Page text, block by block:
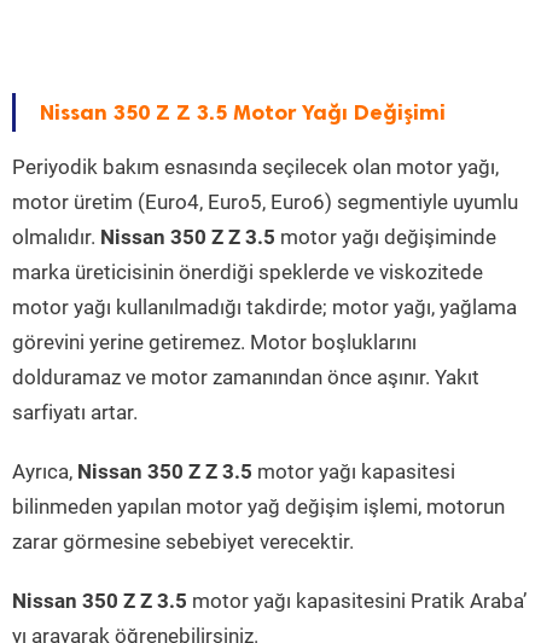
Nissan 350 Z Z 3.5 Motor Yağı Değişimi
Periyodik bakım esnasında seçilecek olan motor yağı,
motor üretim (Euro4, Euro5, Euro6) segmentiyle uyumlu
olmalıdır. Nissan 350 Z Z 3.5 motor yağı değişiminde
marka üreticisinin önerdiği speklerde ve viskozitede
motor yağı kullanılmadığı takdirde; motor yağı, yağlama
görevini yerine getiremez. Motor boşluklarını
dolduramaz ve motor zamanından önce aşınır. Yakıt
sarfiyatı artar.
Ayrıca, Nissan 350 Z Z 3.5 motor yağı kapasitesi
bilinmeden yapılan motor yağ değişim işlemi, motorun
zarar görmesine sebebiyet verecektir.
Nissan 350 Z Z 3.5 motor yağı kapasitesini Pratik Araba’
yı arayarak öğrenebilirsiniz.